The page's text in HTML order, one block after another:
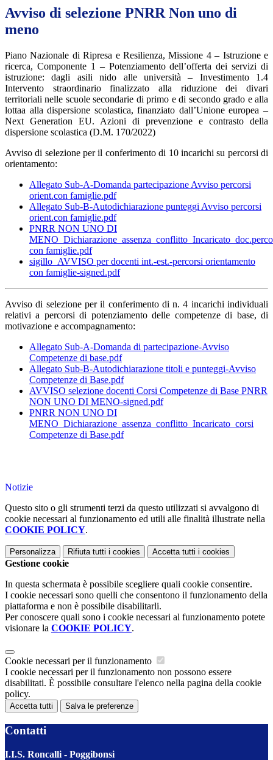
Avviso di selezione PNRR Non uno di
meno
Piano Nazionale di Ripresa e Resilienza, Missione 4 – Istruzione e
ricerca, Componente 1 – Potenziamento dell’offerta dei servizi di
istruzione: dagli asili nido alle università – Investimento 1.4
Intervento straordinario finalizzato alla riduzione dei divari
territoriali nelle scuole secondarie di primo e di secondo grado e alla
lottaa alla dispersione scolastica, finanziato dall’Unione europea –
Next Generation EU. Azioni di prevenzione e contrasto della
dispersione scolastica (D.M. 170/2022)
Avviso di selezione per il conferimento di 10 incarichi su percorsi di
orientamento:
Allegato Sub-A-Domanda partecipazione Avviso percorsi
orient.con famiglie.pdf
Allegato Sub-B-Autodichiarazione punteggi Avviso percorsi
orient.con famiglie.pdf
PNRR NON UNO DI
con famiglie.pdf
sigillo_AVVISO per docenti int.-est.-percorsi orientamento
con famiglie-signed.pdf
Avviso di selezione per il conferimento di n. 4 incarichi individuali
relativi a percorsi di potenziamento delle competenze di base, di
motivazione e accompagnamento:
Allegato Sub-A-Domanda di partecipazione-Avviso
Competenze di base.pdf
Allegato Sub-B-Autodichiarazione titoli e punteggi-Avviso
Competenze di Base.pdf
AVVISO selezione docenti Corsi Competenze di Base PNRR
NON UNO DI MENO-signed.pdf
PNRR NON UNO DI
MENO_Dichiarazione_assenza_conflitto_Incaricato_corsi
Competenze di Base.pdf
Notizie
Questo sito o gli strumenti terzi da questo utilizzati si avvalgono di
cookie necessari al funzionamento ed utili alle finalità illustrate nella
COOKIE POLICY.
Personalizza Rifiuta tutti i cookies Accetta tutti i cookies
Gestione cookie
In questa schermata è possibile scegliere quali cookie consentire.
I cookie necessari sono quelli che consentono il funzionamento della
piattaforma e non è possibile disabilitarli.
Per conoscere quali sono i cookie necessari al funzionamento potete
visionare la COOKIE POLICY.
Cookie necessari per il funzionamento
I cookie necessari per il funzionamento non possono essere
disabilitati. È possibile consultare l'elenco nella pagina della cookie
policy.
Accetta tutti Salva le preferenze
Contatti
I.I.S. Roncalli - Poggibonsi